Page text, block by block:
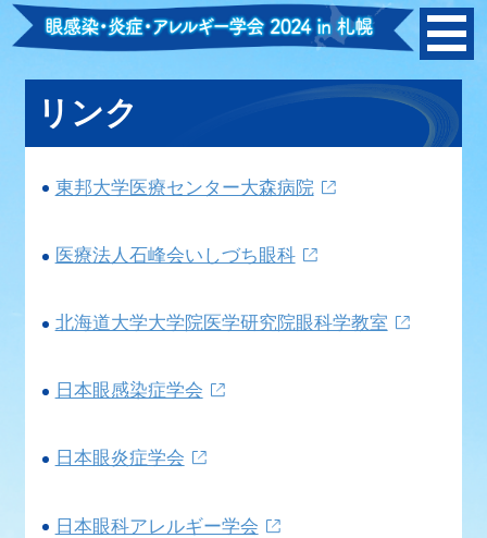
リンク
東邦大学医療センター大森病院
医療法人石峰会いしづち眼科
北海道大学大学院医学研究院眼科学教室
日本眼感染症学会
日本眼炎症学会
日本眼科アレルギー学会